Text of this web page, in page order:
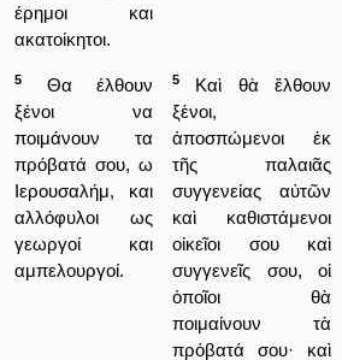
έρημοι και
ακατοίκητοι.
5
Θα έλθουν
ξένοι να
ποιμάνουν τα
πρόβατά σου, ω
Ιερουσαλήμ, και
αλλόφυλοι ως
γεωργοί και
αμπελουργοί.
5
Καὶ θὰ ἔλθουν
ξένοι,
ἀποσπώμενοι ἐκ
τῆς παλαιᾶς
συγγενείας αὐτῶν
καὶ καθιστάμενοι
οἰκεῖοι σου καὶ
συγγενεῖς σου, οἱ
ὁποῖοι θὰ
ποιμαίνουν τὰ
πρόβατά σου· καὶ